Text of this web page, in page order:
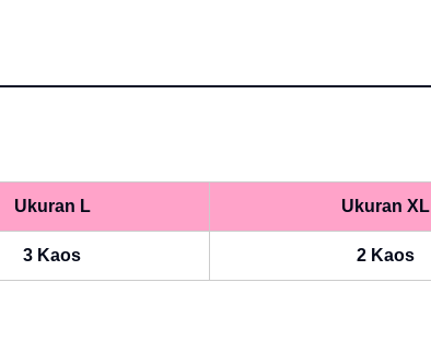
Ukuran L Ukuran XL
3 Kaos 2 Kaos